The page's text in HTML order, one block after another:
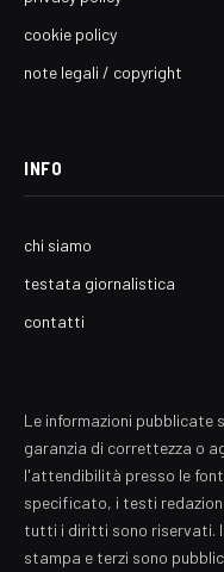
cookie policy
note legali / copyright
INFO
chi siamo
testata giornalistica
contatti
Le informazioni pubblicate
garanzia di correttezza o
l'attendibilità presso le
specificato, i testi
tutti i diritti sono riservati.
stampa e terzi sono